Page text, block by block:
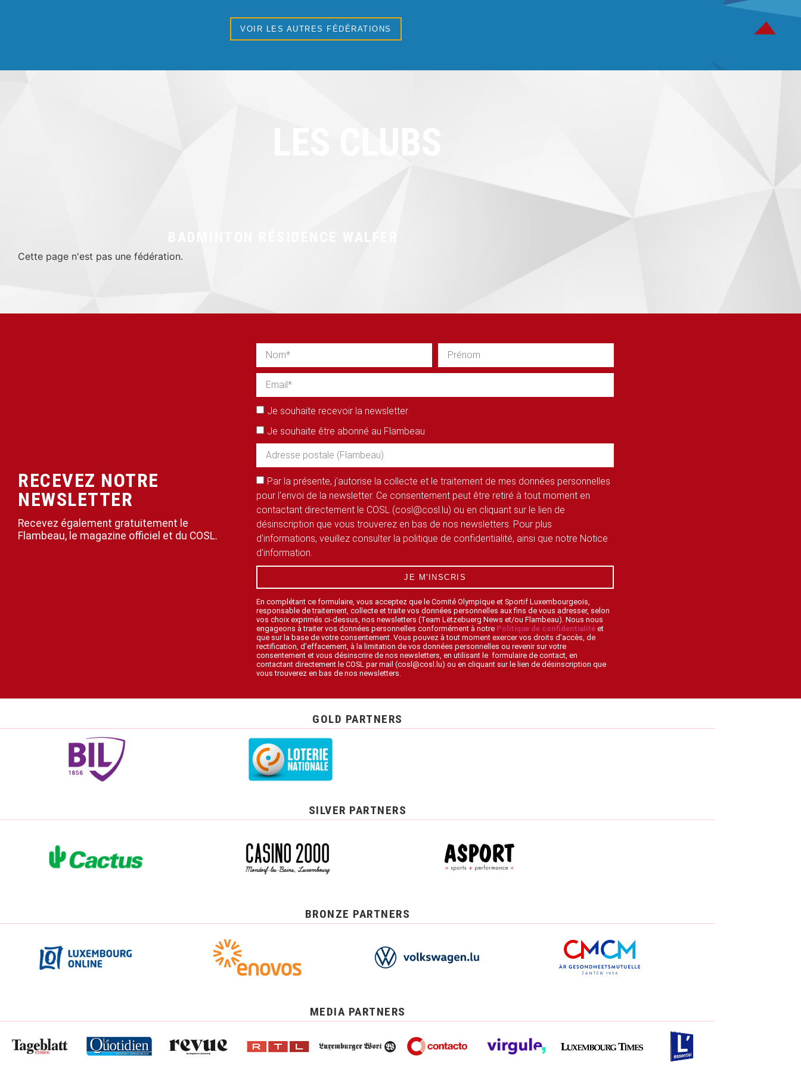
VOIR LES AUTRES FÉDÉRATIONS
Cette page n'est pas une fédération.
RECEVEZ NOTRE
NEWSLETTER
Recevez également gratuitement le
Flambeau, le magazine officiel et du COSL.
Je souhaite recevoir la newsletter
Je souhaite être abonné au Flambeau
Par la présente, j'autorise la collecte et le traitement de mes données personnelles
pour l'envoi de la newsletter. Ce consentement peut être retiré à tout moment en
contactant directement le COSL (cosl@cosl.lu) ou en cliquant sur le lien de
désinscription que vous trouverez en bas de nos newsletters. Pour plus
d'informations, veuillez consulter la politique de confidentialité, ainsi que notre Notice
d'information.
JE M'INSCRIS
En complétant ce formulaire, vous acceptez que le Comité Olympique et Sportif Luxembourgeois,
responsable de traitement, collecte et traite vos données personnelles aux fins de vous adresser, selon
vos choix exprimés ci-dessus, nos newsletters (Team Lëtzebuerg News et/ou Flambeau). Nous nous
engageons à traiter vos données personnelles conformément à notre Politique de confidentialité et
que sur la base de votre consentement. Vous pouvez à tout moment exercer vos droits d’accès, de
rectification, d’effacement, à la limitation de vos données personnelles ou revenir sur votre
consentement et vous désinscrire de nos newsletters, en utilisant le formulaire de contact, en
contactant directement le COSL par mail (cosl@cosl.lu) ou en cliquant sur le lien de désinscription que
vous trouverez en bas de nos newsletters.
GOLD PARTNERS
SILVER PARTNERS
BRONZE PARTNERS
MEDIA PARTNERS